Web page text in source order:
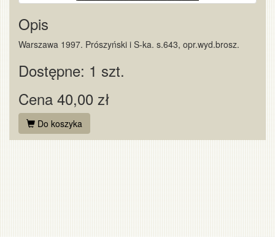
Opis
Warszawa 1997. Prószyński i S-ka. s.643, opr.wyd.brosz.
Dostępne: 1 szt.
Cena 40,00 zł
Do koszyka